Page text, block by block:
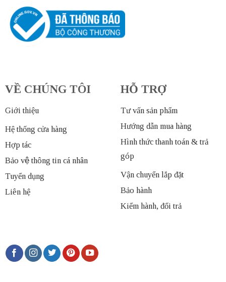
VỀ CHÚNG TÔI
Giới thiệu
Hệ thống cửa hàng
Hợp tác
Bảo vệ thông tin cá nhân
Tuyển dụng
Liên hệ
HỖ TRỢ
Tư vấn sản phẩm
Hướng dẫn mua hàng
Hình thức thanh toán & trả
góp
Vận chuyển lắp đặt
Bảo hành
Kiểm hành, đổi trả